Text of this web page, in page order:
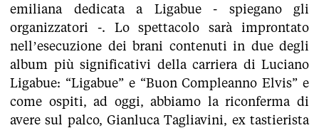
emiliana dedicata a Ligabue - spiegano gli
organizzatori -. Lo spettacolo sarà improntato
nell’esecuzione dei brani contenuti in due degli
album più significativi della carriera di Luciano
Ligabue: “Ligabue” e “Buon Compleanno Elvis” e
come ospiti, ad oggi, abbiamo la riconferma di
avere sul palco, Gianluca Tagliavini, ex tastierista